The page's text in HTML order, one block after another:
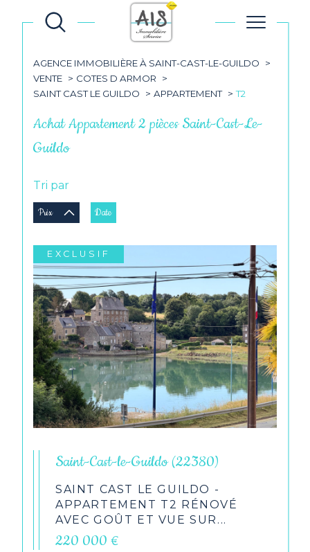
AGENCE IMMOBILIÈRE À SAINT-CAST-LE-GUILDO
VENTE
COTES D ARMOR
SAINT CAST LE GUILDO
APPARTEMENT T2
Achat Appartement 2 pièces Saint-Cast-Le-
Guildo
Tri par
Prix Date
EXCLUSIF
Saint-Cast-le-Guildo (22380)
SAINT CAST LE GUILDO -
APPARTEMENT T2 RÉNOVÉ
AVEC GOÛT ET VUE SUR...
220 000 €